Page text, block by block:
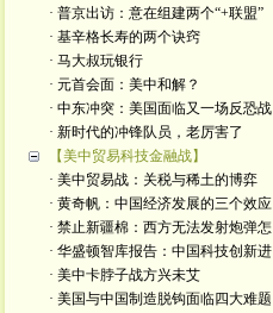
· 普京出访：意在组建两个“+联盟”
· 基辛格长寿的两个诀窍
· 马大叔玩银行
· 元首会面：美中和解？
· 中东冲突：美国面临又一场反恐战
· 新时代的冲锋队员，老厉害了
【美中贸易科技金融战】
· 美中贸易战：关税与稀土的博弈
· 黄奇帆：中国经济发展的三个效应
· 禁止新疆棉：西方无法发射炮弹怎
· 华盛顿智库报告：中国科技创新进
· 美中卡脖子战方兴未艾
· 美国与中国制造脱钩面临四大难题